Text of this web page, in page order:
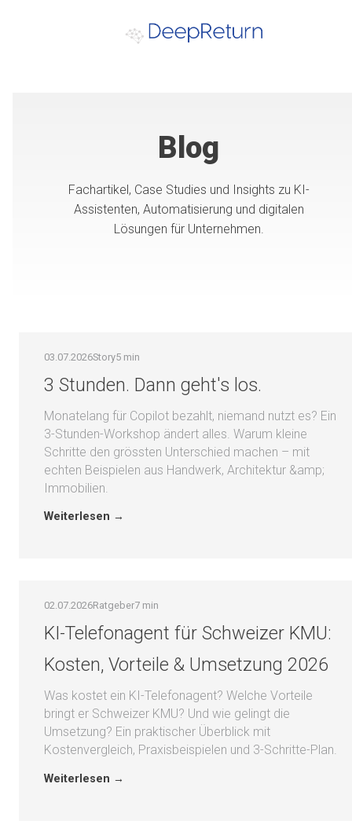
Blog
Fachartikel, Case Studies und Insights zu KI-
Assistenten, Automatisierung und digitalen
Lösungen für Unternehmen.
03.07.2026Story5 min
3 Stunden. Dann geht's los.
Monatelang für Copilot bezahlt, niemand nutzt es? Ein
3-Stunden-Workshop ändert alles. Warum kleine
Schritte den grössten Unterschied machen – mit
echten Beispielen aus Handwerk, Architektur &amp;
Immobilien.
Weiterlesen →
02.07.2026Ratgeber7 min
KI-Telefonagent für Schweizer KMU:
Kosten, Vorteile & Umsetzung 2026
Was kostet ein KI-Telefonagent? Welche Vorteile
bringt er Schweizer KMU? Und wie gelingt die
Umsetzung? Ein praktischer Überblick mit
Kostenvergleich, Praxisbeispielen und 3-Schritte-Plan.
Weiterlesen →